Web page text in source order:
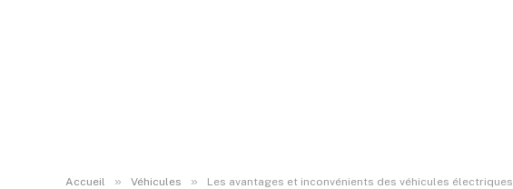
Accueil » Véhicules » Les avantages et inconvénients des véhicules électriques